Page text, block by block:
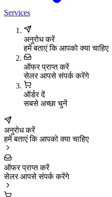
Services
अनुरोध करें
हमें बताएं कि आपको क्या चाहिए
ऑफर प्राप्त करें
सेलर आपसे संपर्क करेंगे
ऑर्डर दें
सबसे अच्छा चुनें
अनुरोध करें
हमें बताएं कि आपको क्या चाहिए
ऑफर प्राप्त करें
सेलर आपसे संपर्क करेंगे